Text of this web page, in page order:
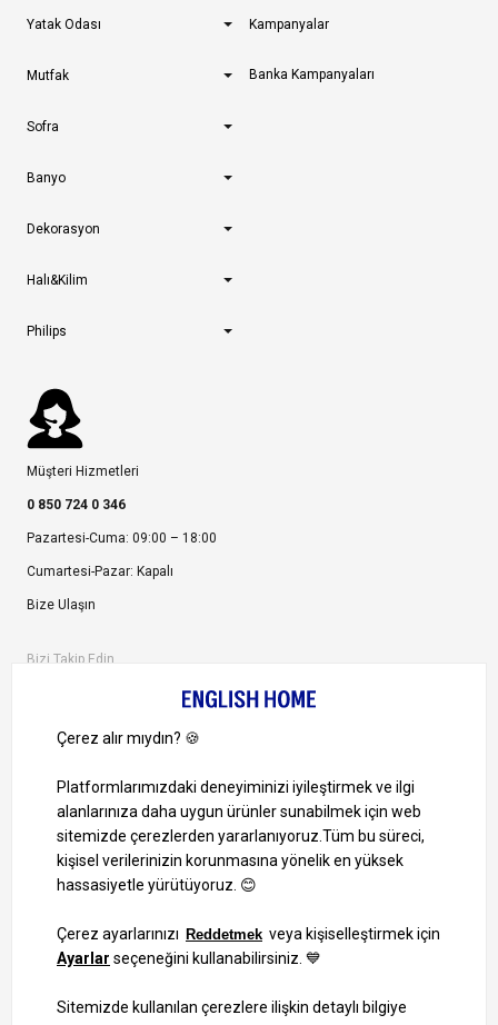
Yatak Odası
Mutfak
Sofra
Banyo
Dekorasyon
Halı&Kilim
Philips
Kampanyalar
Banka Kampanyaları
Müşteri Hizmetleri
0 850 724 0 346
Pazartesi-Cuma: 09:00 – 18:00
Cumartesi-Pazar: Kapalı
Bize Ulaşın
Bizi Takip Edin
1000 TL ve Üzeri Alışverişlerinizde Kargo Bedava!
Bilgi Toplum Hizmetleri
KVKK Veri İşleme Politikamız